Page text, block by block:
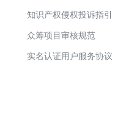
知识产权侵权投诉指引
众筹项目审核规范
实名认证用户服务协议